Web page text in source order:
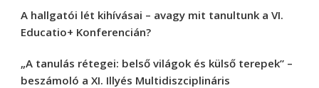
A hallgatói lét kihívásai – avagy mit tanultunk a VI.
Educatio+ Konferencián?
„A tanulás rétegei: belső világok és külső terepek” –
beszámoló a XI. Illyés Multidiszciplináris